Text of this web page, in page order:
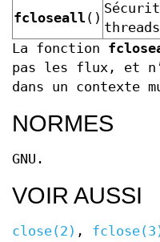
fcloseall ()
threads
La fonction
pas les flux, et
dans un contexte
NORMES
GNU.
VOIR AUSSI
close(2) ,